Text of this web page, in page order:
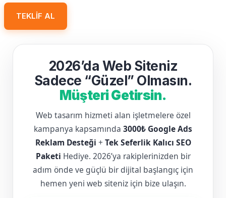
TEKLIF AL
2026’da Web Siteniz
Sadece “Güzel” Olmasın.
Müşteri Getirsin.
Web tasarım hizmeti alan işletmelere özel
kampanya kapsamında 3000₺ Google Ads
Reklam Desteği + Tek Seferlik Kalıcı SEO
Paketi Hediye. 2026’ya rakiplerinizden bir
adım önde ve güçlü bir dijital başlangıç için
hemen yeni web siteniz için bize ulaşın.